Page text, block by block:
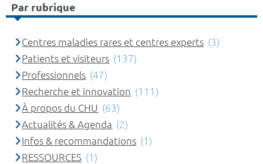
Par rubrique
Centres maladies rares et centres experts (3)
Patients et visiteurs (137)
Professionnels (47)
Recherche et innovation (111)
À propos du CHU (63)
Actualités & Agenda (2)
Infos & recommandations (1)
RESSOURCES (1)